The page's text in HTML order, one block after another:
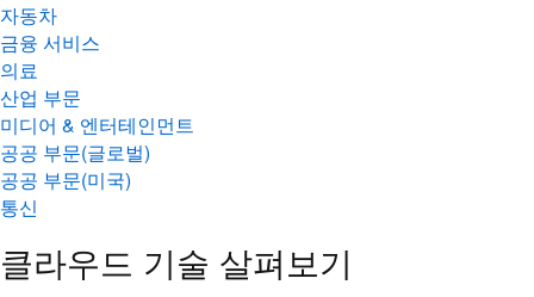
자동차
금융 서비스
의료
산업 부문
미디어 & 엔터테인먼트
공공 부문(글로벌)
공공 부문(미국)
통신
클라우드 기술 살펴보기